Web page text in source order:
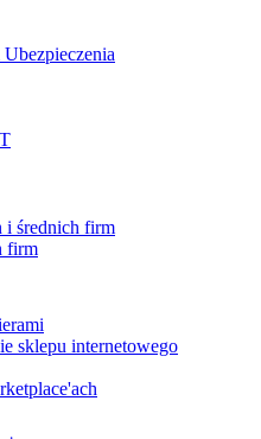
i średnich firm
firm
sklepu internetowego